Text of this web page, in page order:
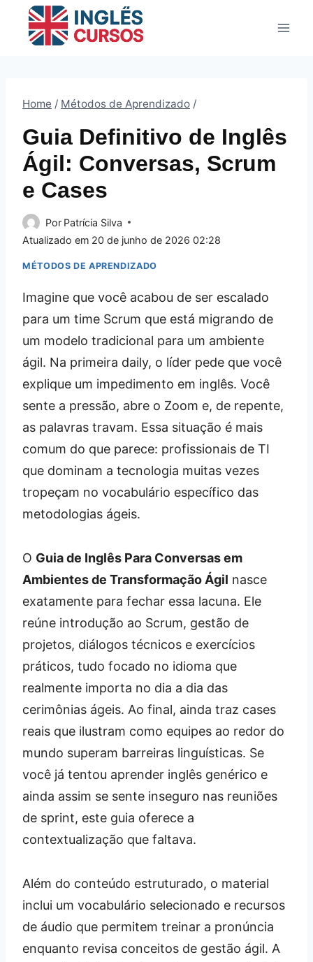
Home / Métodos de Aprendizado /
Guia Definitivo de Inglês
Ágil: Conversas, Scrum
e Cases
Por Patrícia Silva
Atualizado em 20 de junho de 2026 02:28
MÉTODOS DE APRENDIZADO
Imagine que você acabou de ser escalado
para um time Scrum que está migrando de
um modelo tradicional para um ambiente
ágil. Na primeira daily, o líder pede que você
explique um impedimento em inglês. Você
sente a pressão, abre o Zoom e, de repente,
as palavras travam. Essa situação é mais
comum do que parece: profissionais de TI
que dominam a tecnologia muitas vezes
tropeçam no vocabulário específico das
metodologias ágeis.
O Guia de Inglês Para Conversas em
Ambientes de Transformação Ágil nasce
exatamente para fechar essa lacuna. Ele
reúne introdução ao Scrum, gestão de
projetos, diálogos técnicos e exercícios
práticos, tudo focado no idioma que
realmente importa no dia a dia das
cerimônias ágeis. Ao final, ainda traz cases
reais que ilustram como equipes ao redor do
mundo superam barreiras linguísticas. Se
você já tentou aprender inglês genérico e
ainda assim se sente inseguro nas reuniões
de sprint, este guia oferece a
contextualização que faltava.
Além do conteúdo estruturado, o material
inclui um vocabulário selecionado e recursos
de áudio que permitem treinar a pronúncia
enquanto revisa conceitos de gestão ágil. A